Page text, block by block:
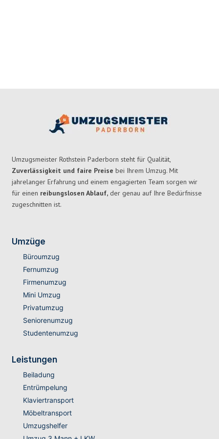
Umzugsmeister Rothstein Paderborn steht für Qualität,
Zuverlässigkeit und faire Preise bei Ihrem Umzug. Mit
jahrelanger Erfahrung und einem engagierten Team sorgen wir
für einen reibungslosen Ablauf, der genau auf Ihre Bedürfnisse
zugeschnitten ist.
Umzüge
Büroumzug
Fernumzug
Firmenumzug
Mini Umzug
Privatumzug
Seniorenumzug
Studentenumzug
Leistungen
Beiladung
Entrümpelung
Klaviertransport
Möbeltransport
Umzugshelfer